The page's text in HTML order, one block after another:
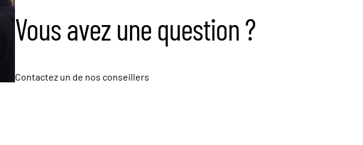
Vous avez une question ?
Contactez un de nos conseillers